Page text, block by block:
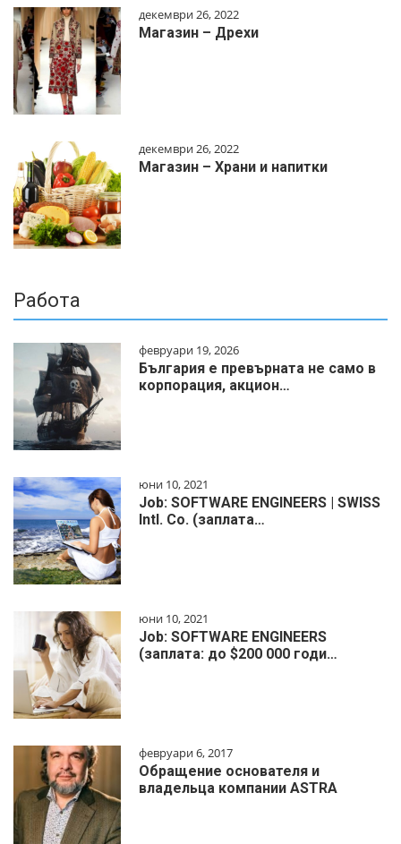
декември 26, 2022
Магазин – Дрехи
декември 26, 2022
Магазин – Храни и напитки
Работа
февруари 19, 2026
България е превърната не само в
корпорация, акцион…
юни 10, 2021
Job: SOFTWARE ENGINEERS | SWISS
Intl. Co. (заплата…
юни 10, 2021
Job: SOFTWARE ENGINEERS
(заплата: до $200 000 годи…
февруари 6, 2017
Обращение основателя и
владельца компании ASTRA